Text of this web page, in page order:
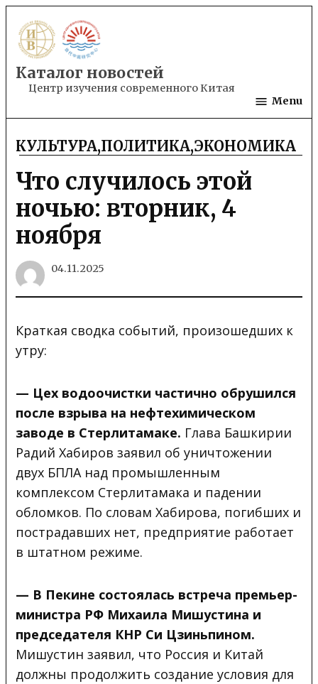
to
content
Каталог новостей
Центр изучения современного Китая
Menu
POSTED
IN
КУЛЬТУРА,ПОЛИТИКА,ЭКОНОМИКА
Что случилось этой
ночью: вторник, 4
ноября
04.11.2025
Краткая сводка событий, произошедших к
утру:
— Цех водоочистки частично обрушился
после взрыва на нефтехимическом
заводе в Стерлитамаке. Глава Башкирии
Радий Хабиров заявил об уничтожении
двух БПЛА над промышленным
комплексом Стерлитамака и падении
обломков. По словам Хабирова, погибших и
пострадавших нет, предприятие работает
в штатном режиме.
— В Пекине состоялась встреча премьер-
министра РФ Михаила Мишустина и
председателя КНР Си Цзиньпином.
Мишустин заявил, что Россия и Китай
должны продолжить создание условия для